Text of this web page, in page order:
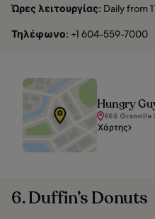
Ώρες λειτουργίας: Daily from
Τηλέφωνο: +1 604-559-7000
Hungry
988 Granville
Χάρτης
6. Duffin’s Donuts